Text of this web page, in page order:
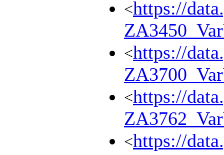
<https://
<https://
<https://
<https://